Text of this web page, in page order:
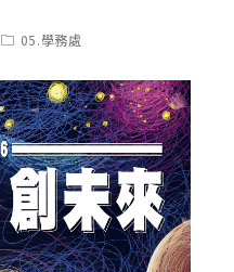
Post05.學務處